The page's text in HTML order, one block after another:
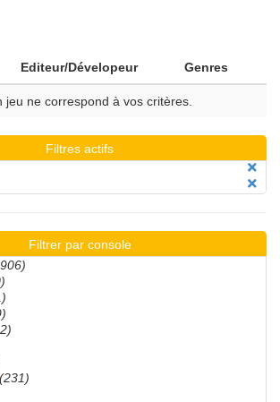
Editeur/Dévelopeur Genres
jeu ne correspond à vos critères.
Filtres actifs
Filtrer par console
(231)